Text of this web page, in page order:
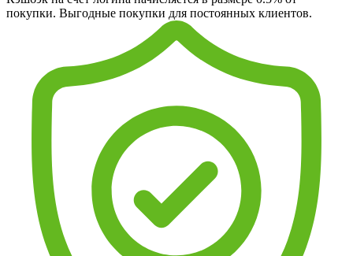
покупки. Выгодные покупки для постоянных клиентов.